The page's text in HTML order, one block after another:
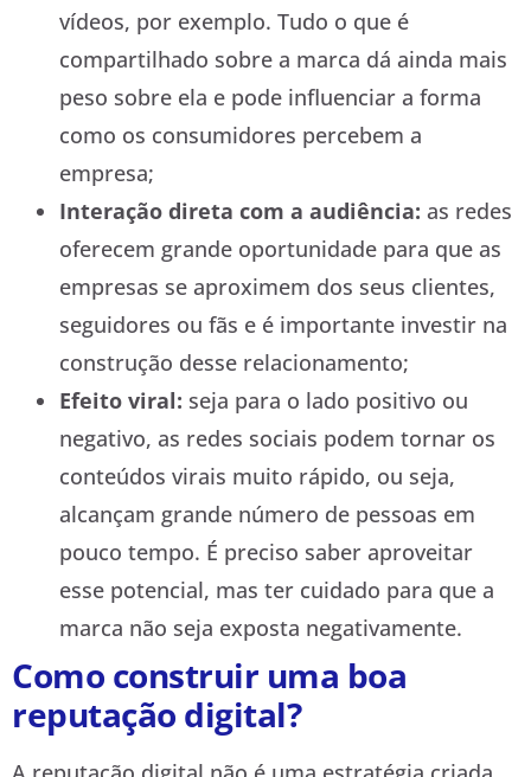
vídeos, por exemplo. Tudo o que é
compartilhado sobre a marca dá ainda mais
peso sobre ela e pode influenciar a forma
como os consumidores percebem a
empresa;
Interação direta com a audiência: as redes
oferecem grande oportunidade para que as
empresas se aproximem dos seus clientes,
seguidores ou fãs e é importante investir na
construção desse relacionamento;
Efeito viral: seja para o lado positivo ou
negativo, as redes sociais podem tornar os
conteúdos virais muito rápido, ou seja,
alcançam grande número de pessoas em
pouco tempo. É preciso saber aproveitar
esse potencial, mas ter cuidado para que a
marca não seja exposta negativamente.
Como construir uma boa
reputação digital?